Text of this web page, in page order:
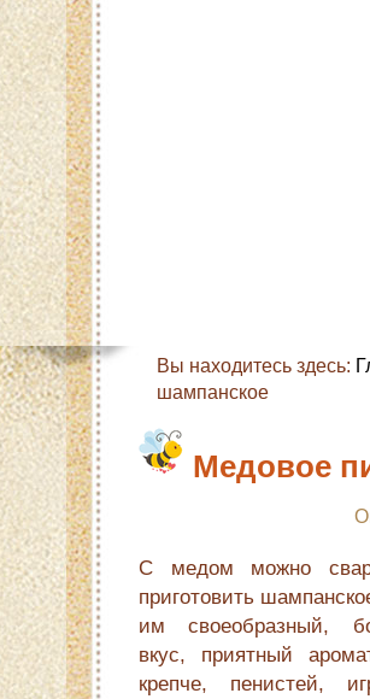
Вы находитесь здесь:
шампанское
Медовое
С медом можно
приготовить
им своеобразный,
вкус, прият­ный
крепче, пенистей,